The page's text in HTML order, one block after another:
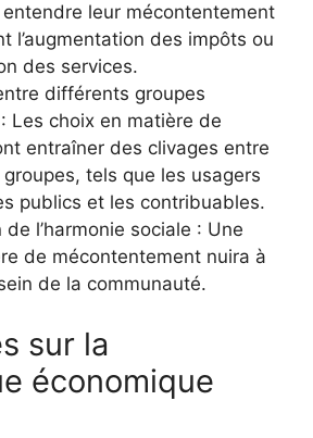
leur mécontentement
l’augmentation des impôts ou
des services.
différents groupes
Les choix en matière de
entraîner des clivages entre
tels que les usagers
publics et les contribuables.
de l’harmonie sociale : Une
de mécontentement nuira à
de la communauté.
sur la
économique